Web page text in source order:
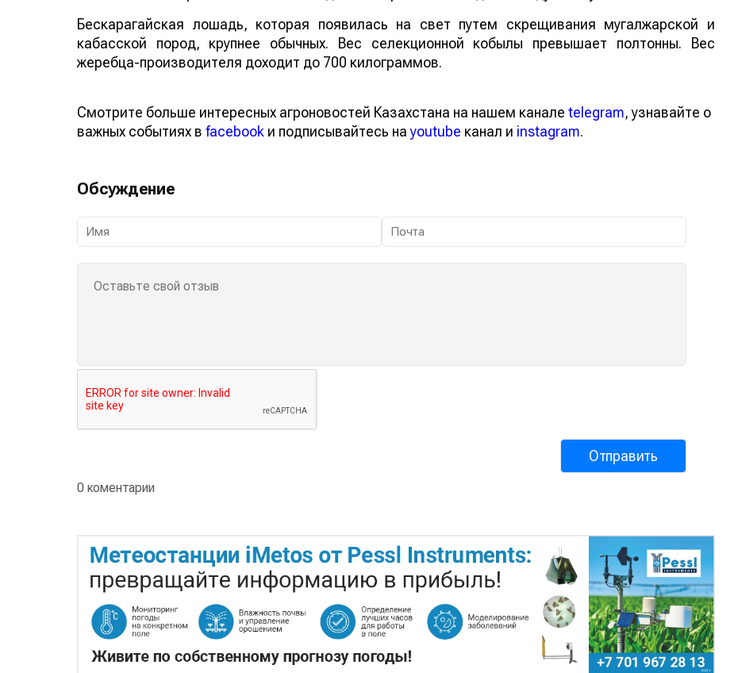
Бескарагайская лошадь, которая появилась на свет путем скрещивания мугалжарской и
кабасской пород, крупнее обычных. Вес селекционной кобылы превышает полтонны. Вес
жеребца-производителя доходит до 700 килограммов.
Смотрите больше интересных агроновостей Казахстана на нашем канале telegram, узнавайте о
важных событиях в facebook и подписывайтесь наyoutube канал и instagram.
Обсуждение
0 коментарии